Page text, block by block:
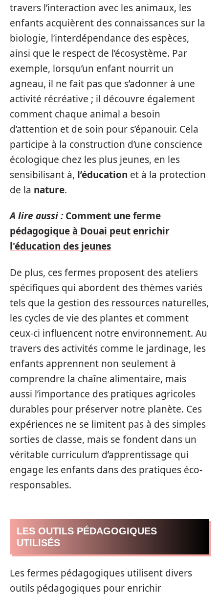
travers l’interaction avec les animaux, les
enfants acquièrent des connaissances sur la
biologie, l’interdépendance des espèces,
ainsi que le respect de l’écosystème. Par
exemple, lorsqu’un enfant nourrit un
agneau, il ne fait pas que s’adonner à une
activité récréative ; il découvre également
comment chaque animal a besoin
d’attention et de soin pour s’épanouir. Cela
participe à la construction d’une conscience
écologique chez les plus jeunes, en les
sensibilisant à, l’éducation et à la protection
de la nature.
A lire aussi : Comment une ferme
pédagogique à Douai peut enrichir
l'éducation des jeunes
De plus, ces fermes proposent des ateliers
spécifiques qui abordent des thèmes variés
tels que la gestion des ressources naturelles,
les cycles de vie des plantes et comment
ceux-ci influencent notre environnement. Au
travers des activités comme le jardinage, les
enfants apprennent non seulement à
comprendre la chaîne alimentaire, mais
aussi l’importance des pratiques agricoles
durables pour préserver notre planète. Ces
expériences ne se limitent pas à des simples
sorties de classe, mais se fondent dans un
véritable curriculum d’apprentissage qui
engage les enfants dans des pratiques éco-
responsables.
LES OUTILS PÉDAGOGIQUES
UTILISÉS
Les fermes pédagogiques utilisent divers
outils pédagogiques pour enrichir